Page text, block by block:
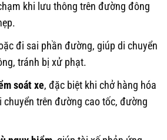
khi lưu thông trên đường đông
đi sai phần đường, giúp di chuyển
tránh bị xử phạt.
soát xe, đặc biệt khi chở hàng hóa
chuyển trên đường cao tốc, đường